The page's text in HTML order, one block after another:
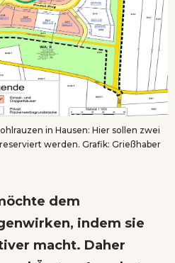
in Hausen: Hier sollen zwei
werden. Grafik: Grießhaber
dem
indem sie
macht. Daher